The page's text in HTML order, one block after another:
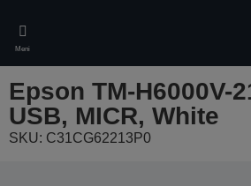
main
content
Meni
Epson TM-H6000V-
USB, MICR, White
SKU: C31CG62213P0